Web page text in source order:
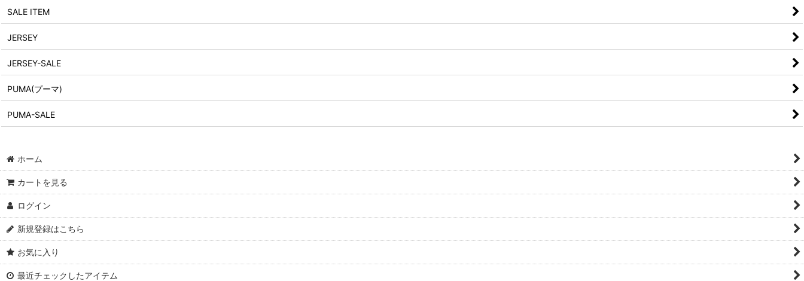
SALE ITEM
JERSEY
JERSEY-SALE
PUMA(プーマ)
PUMA-SALE
ホーム
カートを見る
ログイン
新規登録はこちら
お気に入り
最近チェックしたアイテム